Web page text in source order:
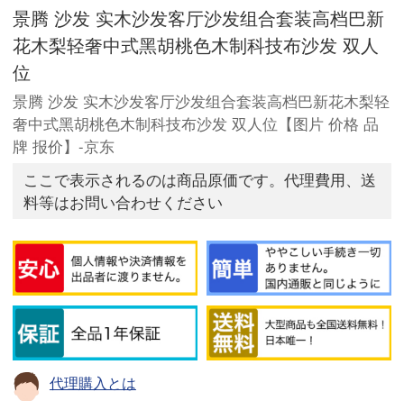
景腾 沙发 实木沙发客厅沙发组合套装高档巴新
花木梨轻奢中式黑胡桃色木制科技布沙发 双人
位
景腾 沙发 实木沙发客厅沙发组合套装高档巴新花木梨轻
奢中式黑胡桃色木制科技布沙发 双人位【图片 价格 品
牌 报价】-京东
ここで表示されるのは商品原価です。代理費用、送
料等はお問い合わせください
代理購入とは